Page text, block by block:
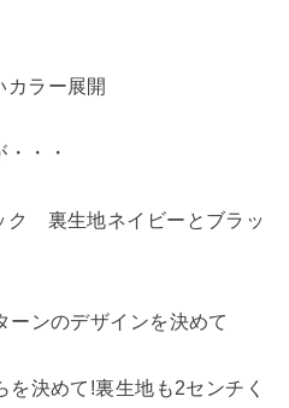
カラー展開
・・
ク 裏生地ネイビーとブラッ
ンのデザインを決めて
決めて!裏生地も2センチく